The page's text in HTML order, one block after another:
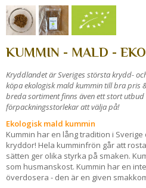
KUMMIN - MALD - EKO
Kryddlandet är Sveriges största krydd-
köpa ekologisk mald kummin till bra pris
breda sortiment finns även ett stort
förpackningsstorlekar att välja på!
Ekologisk mald kummin
Kummin har en lång tradition i
kryddor! Hela kumminfrön går att
sätten ger olika styrka på smaken.
som husmanskost. Kummin har en
överdosera - den är en given